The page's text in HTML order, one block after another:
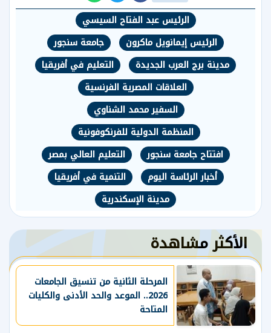
الرئيس عبد الفتاح السيسي
الرئيس إيمانويل ماكرون
جامعة سنجور
مدينة برج العرب الجديدة
التعليم في أفريقيا
العلاقات المصرية الفرنسية
السفير محمد الشناوي
المنظمة الدولية للفرنكوفونية
افتتاح جامعة سنجور
التعليم العالي بمصر
أخبار الرئاسة اليوم
التنمية في أفريقيا
مدينة الإسكندرية
الأكثر مشاهدة
المرحلة الثانية من تنسيق الجامعات
2026.. الموعد والحد الأدنى والكليات
المتاحة